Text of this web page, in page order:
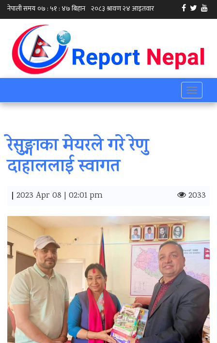
Toggle
रेसुङ्गाका मेयरले गरे रेणु
दाहाललाई स्वागत
| 2023 Apr 08 | 02:01 pm 2033